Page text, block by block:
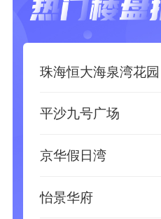
珠海恒大海泉湾花园
平沙九号广场
京华假日湾
怡景华府